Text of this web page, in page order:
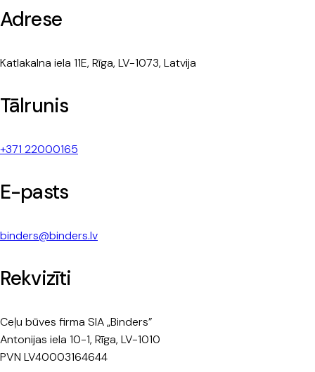
Adrese
Katlakalna iela 11E, Rīga, LV-1073, Latvija
Tālrunis
+371 22000165
E-pasts
binders@binders.lv
Rekvizīti
Ceļu būves firma SIA „Binders”
Antonijas iela 10-1, Rīga, LV-1010
PVN LV40003164644